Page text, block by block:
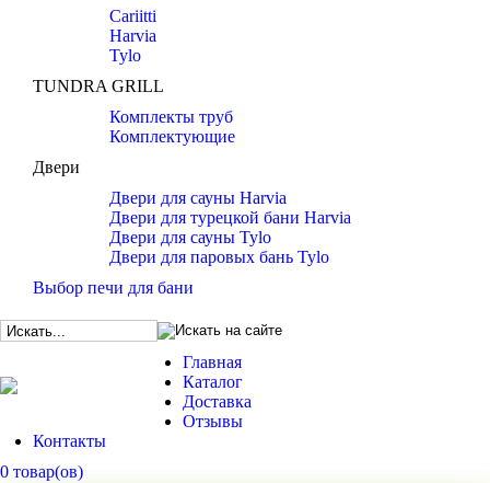
Cariitti
Harvia
Tylo
TUNDRA GRILL
Комплекты труб
Комплектующие
Двери
Двери для сауны Harvia
Двери для турецкой бани Harvia
Двери для сауны Tylo
Двери для паровых бань Tylo
Выбор печи для бани
Главная
Каталог
Доставка
Отзывы
Контакты
0 товар(ов)